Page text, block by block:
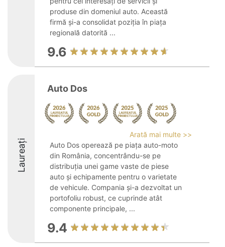
produse din domeniul auto. Această
firmă și-a consolidat poziția în piața
regională datorită ...
9.6
Laureați
Auto Dos
Arată mai multe >>
Auto Dos operează pe piața auto-moto
din România, concentrându-se pe
distribuția unei game vaste de piese
auto și echipamente pentru o varietate
de vehicule. Compania și-a dezvoltat un
portofoliu robust, ce cuprinde atât
componente principale, ...
9.4